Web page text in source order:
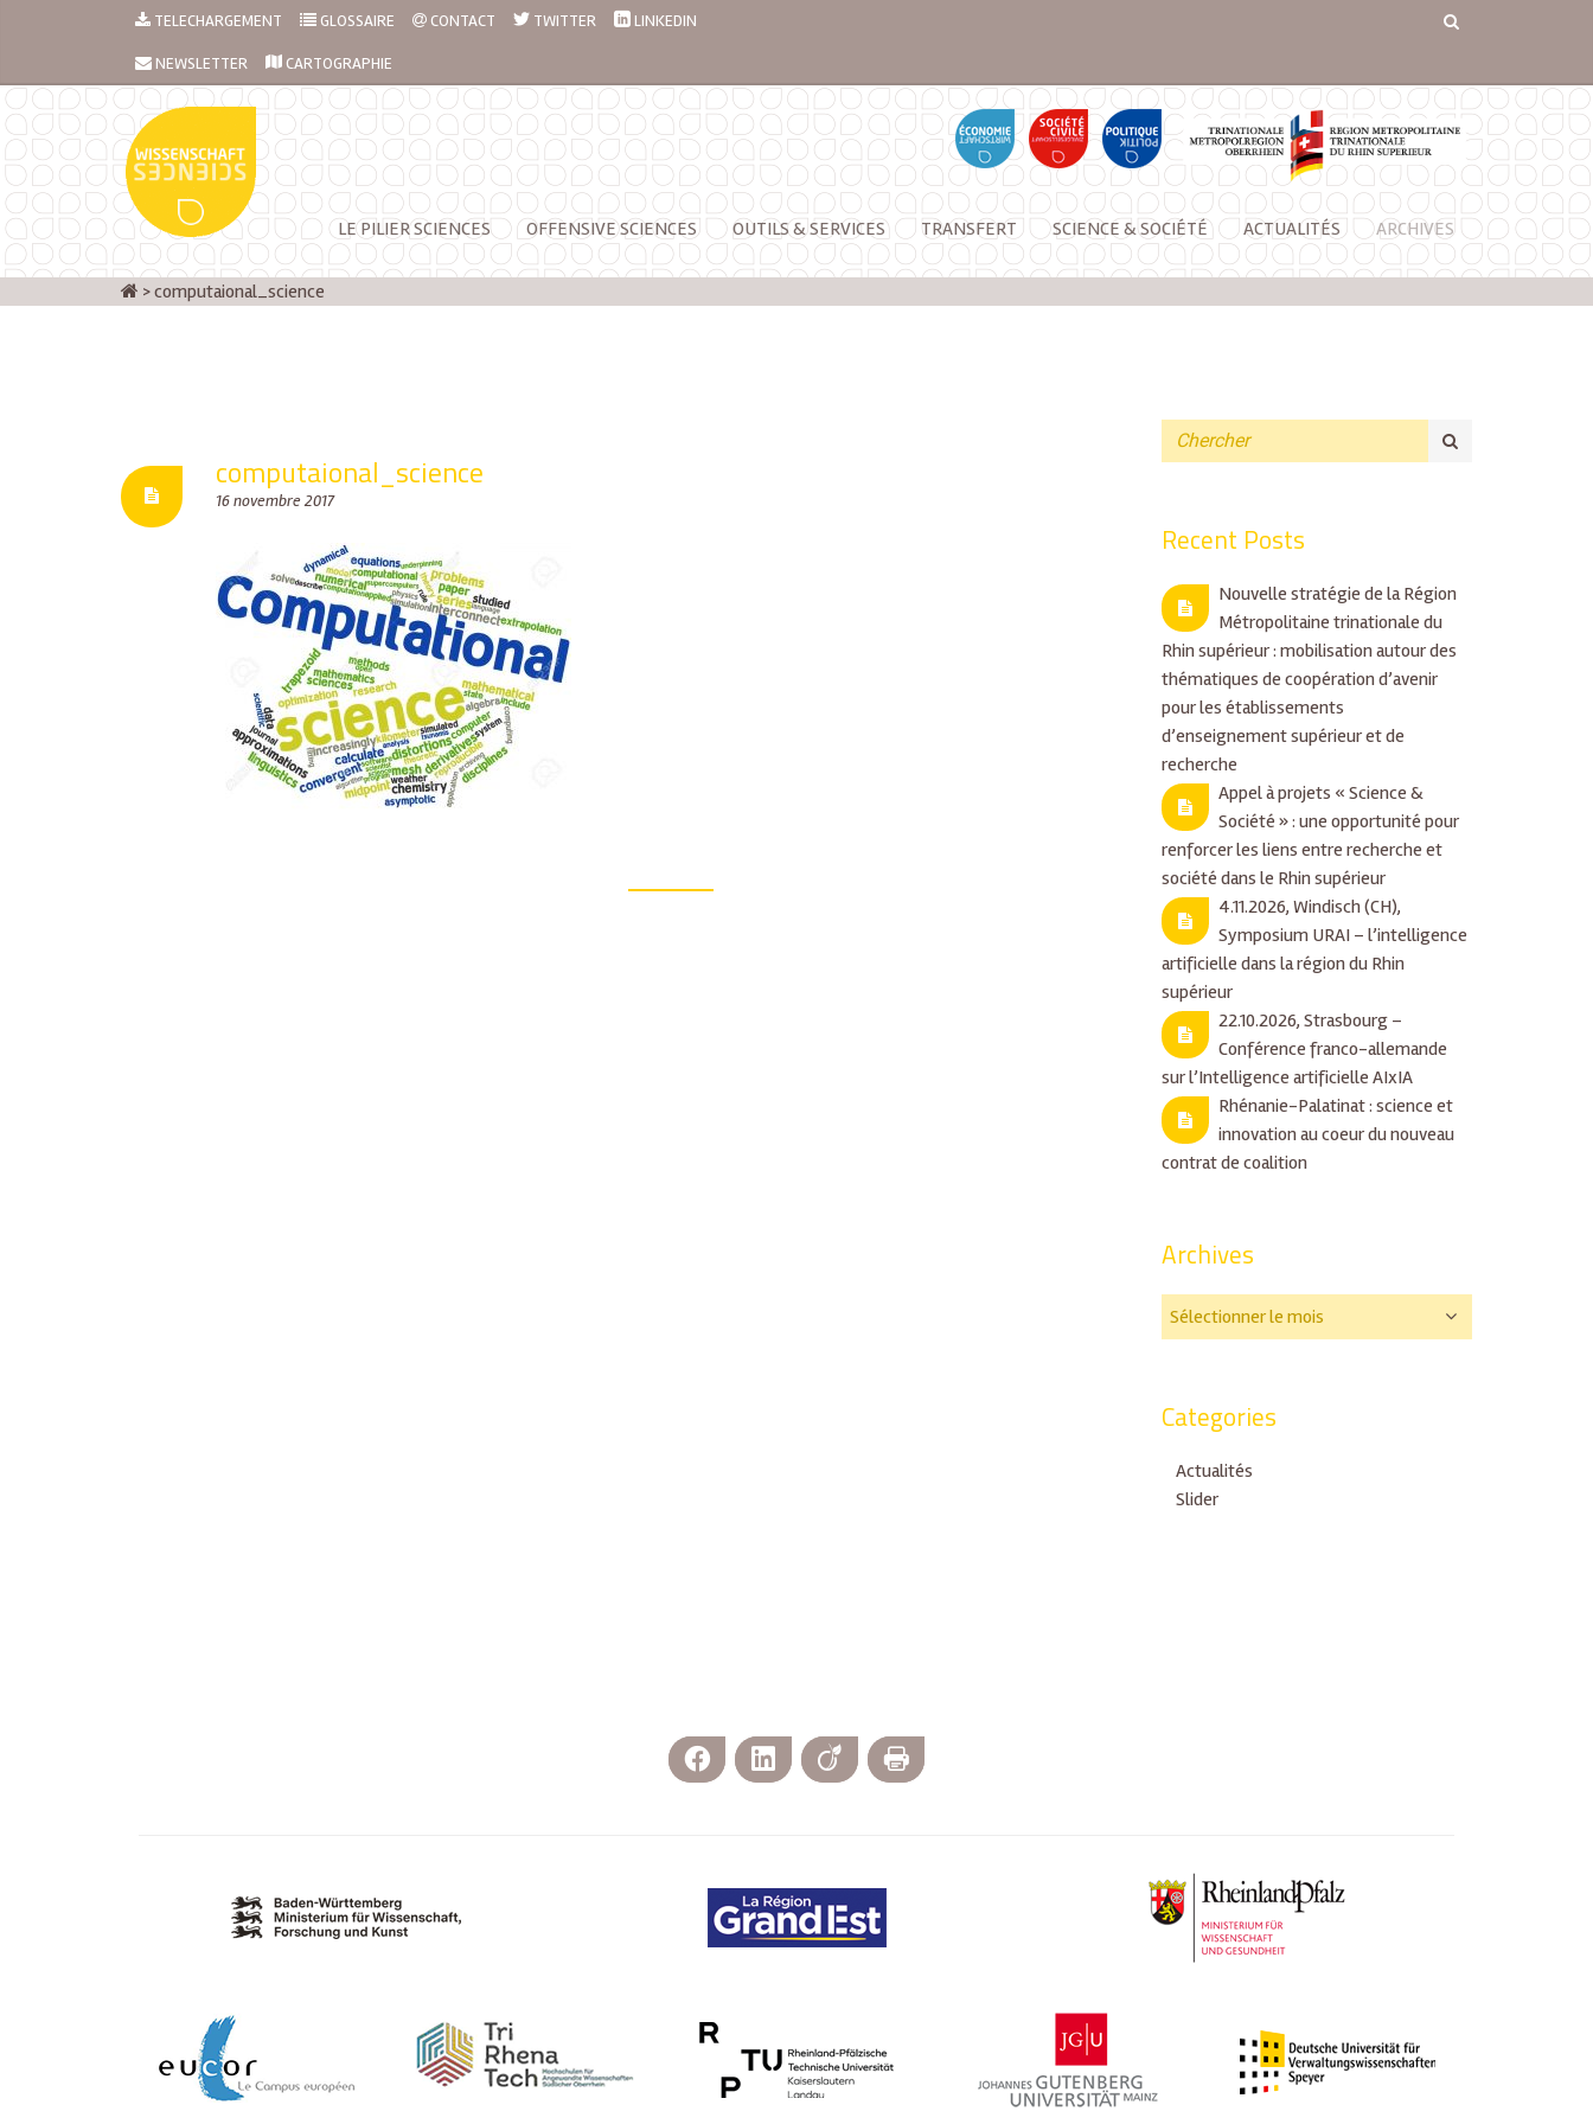
TELECHARGEMENT GLOSSAIRE CONTACT TWITTER LINKEDIN
NEWSLETTER CARTOGRAPHIE
LE PILIER SCIENCES OFFENSIVE SCIENCES OUTILS & SERVICES TRANSFERT SCIENCE & SOCIÉTÉ ACTUALITÉS ARCHIVES
>computaional_science
computaional_science
16 novembre 2017
Recent Posts
Nouvelle stratégie de la Région
Métropolitaine trinationale du
Rhin supérieur : mobilisation autour des
thématiques de coopération d’avenir
pour les établissements
d’enseignement supérieur et de
recherche
Appel à projets « Science &
Société » : une opportunité pour
renforcer les liens entre recherche et
société dans le Rhin supérieur
4.11.2026, Windisch (CH),
Symposium URAI – l’intelligence
artificielle dans la région du Rhin
supérieur
22.10.2026, Strasbourg –
Conférence franco-allemande
sur l’Intelligence artificielle AIxIA
Rhénanie-Palatinat : science et
innovation au coeur du nouveau
contrat de coalition
Archives
Categories
Actualités
Slider
Facebook LinkedIn Viadeo